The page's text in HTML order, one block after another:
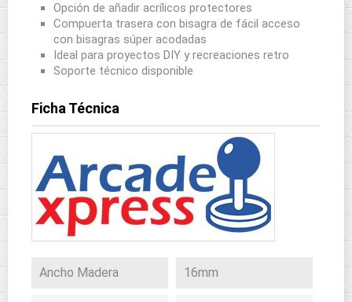
Opción de añadir acrílicos protectores
Compuerta trasera con bisagra de fácil acceso
con bisagras súper acodadas
Ideal para proyectos DIY y recreaciones retro
Soporte técnico disponible
Ficha Técnica
Ancho Madera 16mm